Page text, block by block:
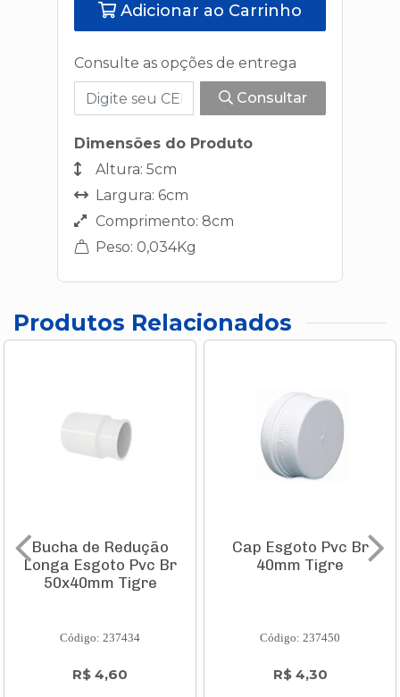
Adicionar ao Carrinho
Consulte as opções de entrega
Consultar
Dimensões do Produto
Altura: 5cm
Largura: 6cm
Comprimento: 8cm
Peso: 0,034Kg
Produtos Relacionados
Bucha de Redução
Longa Esgoto Pvc Br
50x40mm Tigre
Código: 237434
R$ 4,60
Cap Esgoto Pvc Br
40mm Tigre
Código: 237450
R$ 4,30